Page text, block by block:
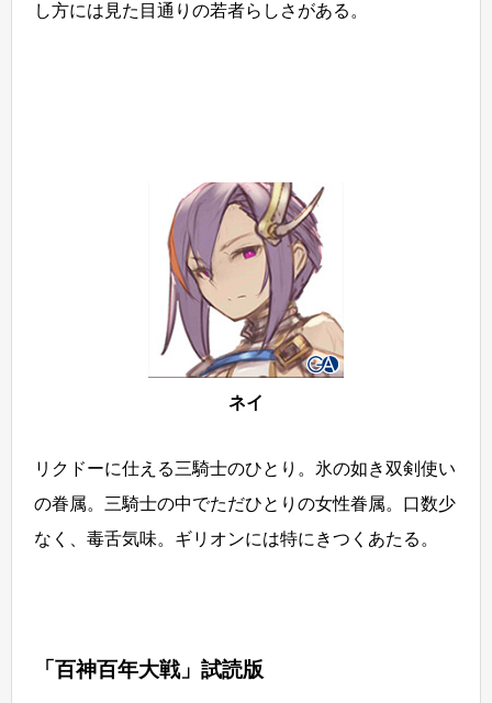
し方には見た目通りの若者らしさがある。
ネイ
リクドーに仕える三騎士のひとり。氷の如き双剣使い
の眷属。三騎士の中でただひとりの女性眷属。口数少
なく、毒舌気味。ギリオンには特にきつくあたる。
「百神百年大戦」試読版